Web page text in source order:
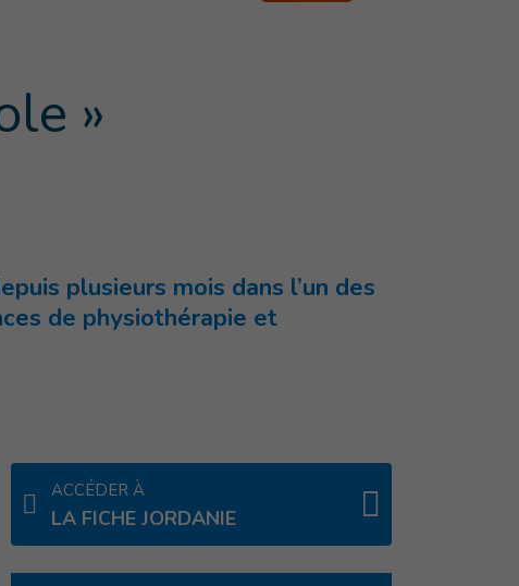
»
plusieurs mois dans l’un des
de physiothérapie et
ACCÉDER À
LA FICHE JORDANIE